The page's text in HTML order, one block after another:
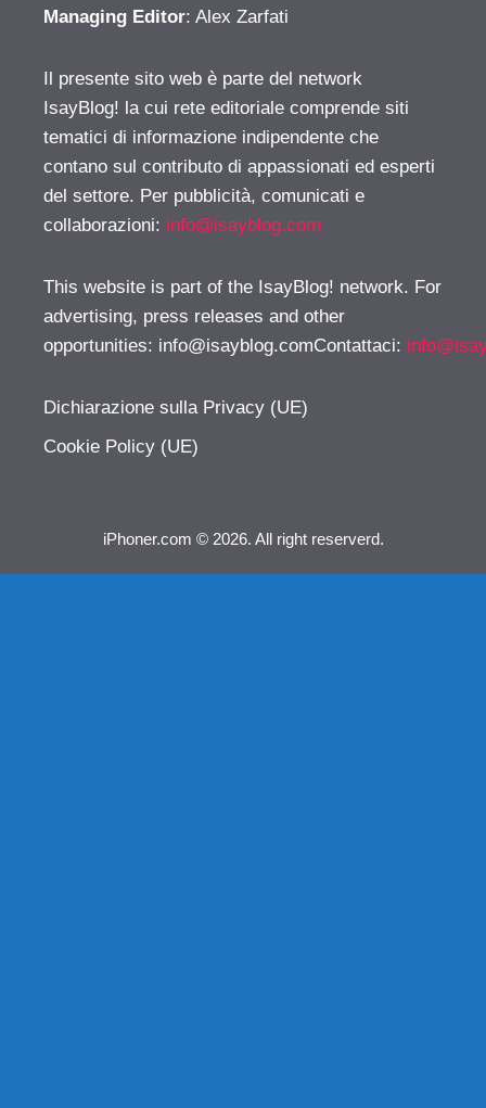
Managing Editor: Alex Zarfati
Il presente sito web è parte del network
IsayBlog! la cui rete editoriale comprende siti
tematici di informazione indipendente che
contano sul contributo di appassionati ed esperti
del settore. Per pubblicità, comunicati e
collaborazioni: info@isayblog.com
This website is part of the IsayBlog! network. For
advertising, press releases and other
opportunities: info@isayblog.comContattaci:
Dichiarazione sulla Privacy (UE)
Cookie Policy (UE)
iPhoner.com © 2026. All right reserverd.